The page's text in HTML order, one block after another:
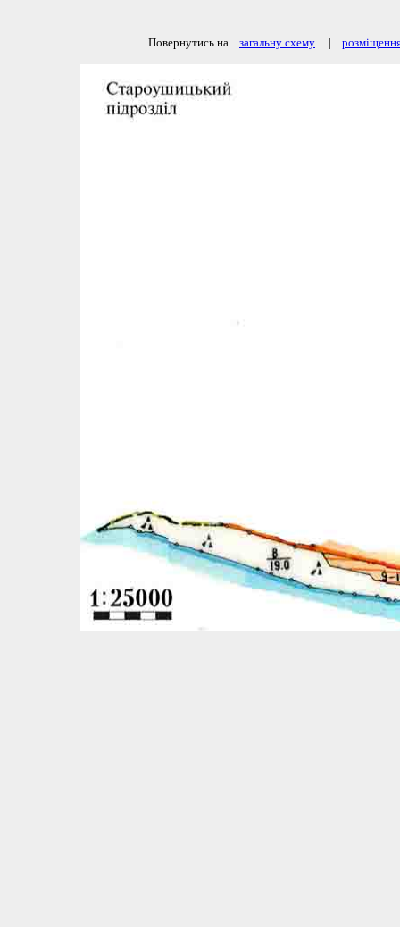
Повернутись на загальну схему |